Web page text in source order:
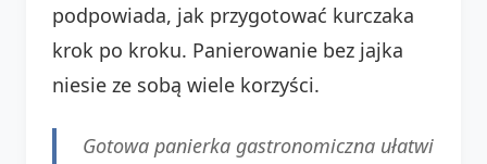
podpowiada, jak przygotować kurczaka
krok po kroku. Panierowanie bez jajka
niesie ze sobą wiele korzyści.
Gotowa panierka gastronomiczna ułatwi